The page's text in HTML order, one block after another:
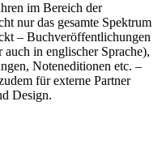
im Bereich der
nur das gesamte Spektrum
– Buchveröffentlichungen
in englischer Sprache),
Noteneditionen etc. –
für externe Partner
Design.